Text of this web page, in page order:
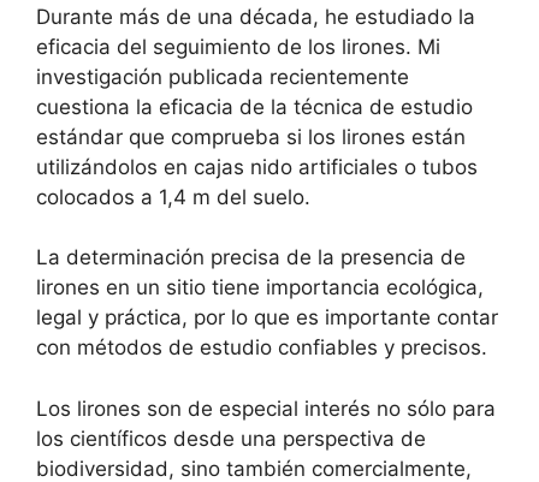
Durante más de una década, he estudiado la
eficacia del seguimiento de los lirones. Mi
investigación publicada recientemente
cuestiona la eficacia de la técnica de estudio
estándar que comprueba si los lirones están
utilizándolos en cajas nido artificiales o tubos
colocados a 1,4 m del suelo.
La determinación precisa de la presencia de
lirones en un sitio tiene importancia ecológica,
legal y práctica, por lo que es importante contar
con métodos de estudio confiables y precisos.
Los lirones son de especial interés no sólo para
los científicos desde una perspectiva de
biodiversidad, sino también comercialmente,